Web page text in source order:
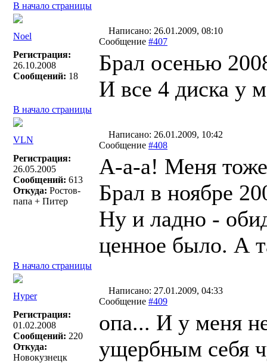
В начало страницы
Noel
Написано: 26.01.2009, 08:10
Сообщение #407
Регистрация:
26.10.2008
Сообщений: 18
Брал осенью
И все 4 диска у
В начало страницы
VLN
Написано: 26.01.2009, 10:42
Сообщение #408
Регистрация:
26.05.2005
Сообщений: 613
Откуда: Ростов-
папа + Питер
А-а-а! Меня
Брал в ноябре
Ну и ладно -
ценное было. А
В начало страницы
Hyper
Написано: 27.01.2009, 04:33
Сообщение #409
Регистрация:
01.02.2008
Сообщений: 220
Откуда:
Новокузнецк
опа... И у меня
ущербным себя